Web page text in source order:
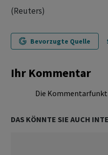
(Reuters)
Bevorzugte Quelle
Ihr Kommentar
Die
DAS KÖNNTE SIE AUCH